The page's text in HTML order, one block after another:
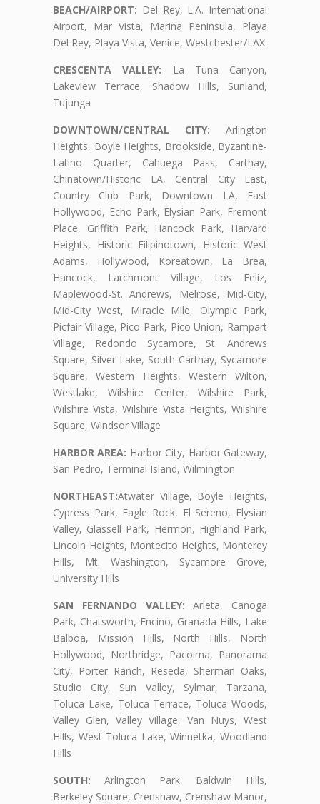
BEACH/AIRPORT: Del Rey, L.A. International
Airport, Mar Vista, Marina Peninsula, Playa
Del Rey, Playa Vista, Venice, Westchester/LAX
CRESCENTA VALLEY: La Tuna Canyon,
Lakeview Terrace, Shadow Hills, Sunland,
Tujunga
DOWNTOWN/CENTRAL CITY: Arlington
Heights, Boyle Heights, Brookside, Byzantine-
Latino Quarter, Cahuega Pass, Carthay,
Chinatown/Historic LA, Central City East,
Country Club Park, Downtown LA, East
Hollywood, Echo Park, Elysian Park, Fremont
Place, Griffith Park, Hancock Park, Harvard
Heights, Historic Filipinotown, Historic West
Adams, Hollywood, Koreatown, La Brea,
Hancock, Larchmont Village, Los Feliz,
Maplewood-St. Andrews, Melrose, Mid-City,
Mid-City West, Miracle Mile, Olympic Park,
Picfair Village, Pico Park, Pico Union, Rampart
Village, Redondo Sycamore, St. Andrews
Square, Silver Lake, South Carthay, Sycamore
Square, Western Heights, Western Wilton,
Westlake, Wilshire Center, Wilshire Park,
Wilshire Vista, Wilshire Vista Heights, Wilshire
Square, Windsor Village
HARBOR AREA: Harbor City, Harbor Gateway,
San Pedro, Terminal Island, Wilmington
NORTHEAST:Atwater Village, Boyle Heights,
Cypress Park, Eagle Rock, El Sereno, Elysian
Valley, Glassell Park, Hermon, Highland Park,
Lincoln Heights, Montecito Heights, Monterey
Hills, Mt. Washington, Sycamore Grove,
University Hills
SAN FERNANDO VALLEY: Arleta, Canoga
Park, Chatsworth, Encino, Granada Hills, Lake
Balboa, Mission Hills, North Hills, North
Hollywood, Northridge, Pacoima, Panorama
City, Porter Ranch, Reseda, Sherman Oaks,
Studio City, Sun Valley, Sylmar, Tarzana,
Toluca Lake, Toluca Terrace, Toluca Woods,
Valley Glen, Valley Village, Van Nuys, West
Hills, West Toluca Lake, Winnetka, Woodland
Hills
SOUTH: Arlington Park, Baldwin Hills,
Berkeley Square, Crenshaw, Crenshaw Manor,